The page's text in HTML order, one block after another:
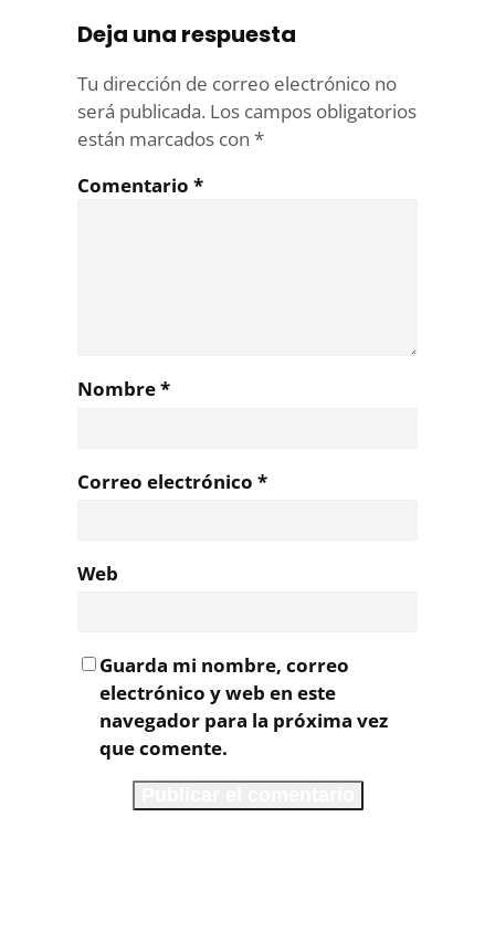
Deja una respuesta
Tu dirección de correo electrónico no
será publicada. Los campos obligatorios
están marcados con *
Comentario *
Nombre*
Correo electrónico *
Web
Guarda mi nombre, correo
electrónico y web en este
navegador para la próxima vez
que comente.